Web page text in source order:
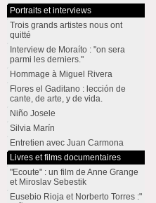
Portraits et interviews
Trois grands artistes nous ont
quitté
Interview de Moraíto : "on sera
parmi les derniers."
Hommage à Miguel Rivera
Flores el Gaditano : lección de
cante, de arte, y de vida.
Niño Josele
Silvia Marín
Entretien avec Juan Carmona
Livres et films documentaires
"Ecoute" : un film de Anne Grange
et Miroslav Sebestik
Eusebio Rioja et Norberto Torres :"